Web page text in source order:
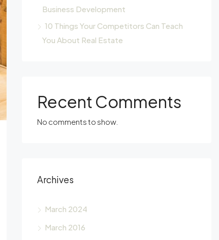
Business Development
10 Things Your Competitors Can Teach
You About Real Estate
Recent Comments
No comments to show.
Archives
March 2024
March 2016